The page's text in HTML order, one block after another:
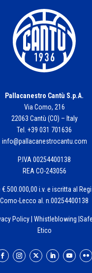
Pallacanestro Cantù S.p.A.
Via Como, 216
22063 Cantù (CO) – Italy
Tel. +39 031 701636
info@pallacanestrocantu.com
P.IVA 00254400138
REA CO-243056
i.v. e iscritta al
Como-Lecco al. n.00254400138
Policy| Whistleblowing
Etico